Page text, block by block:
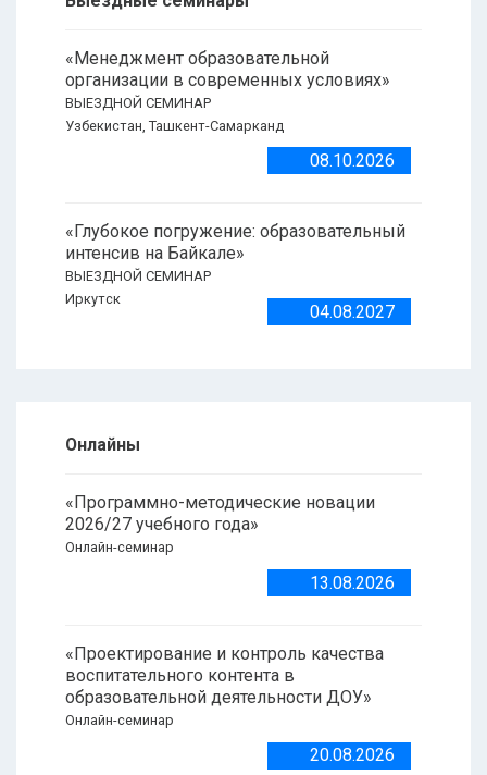
«Менеджмент образовательной
организации в современных условиях»
ВЫЕЗДНОЙ СЕМИНАР
Узбекистан, Ташкент-Самарканд
08.10.2026
«Глубокое погружение: образовательный
интенсив на Байкале»
ВЫЕЗДНОЙ СЕМИНАР
Иркутск
04.08.2027
Онлайны
«Программно-методические новации
2026/27 учебного года»
Онлайн-семинар
13.08.2026
«Проектирование и контроль качества
воспитательного контента в
образовательной деятельности ДОУ»
Онлайн-семинар
20.08.2026